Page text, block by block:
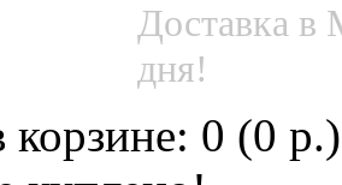
Доставка в
дня!
корзине: 0 (0 р.)